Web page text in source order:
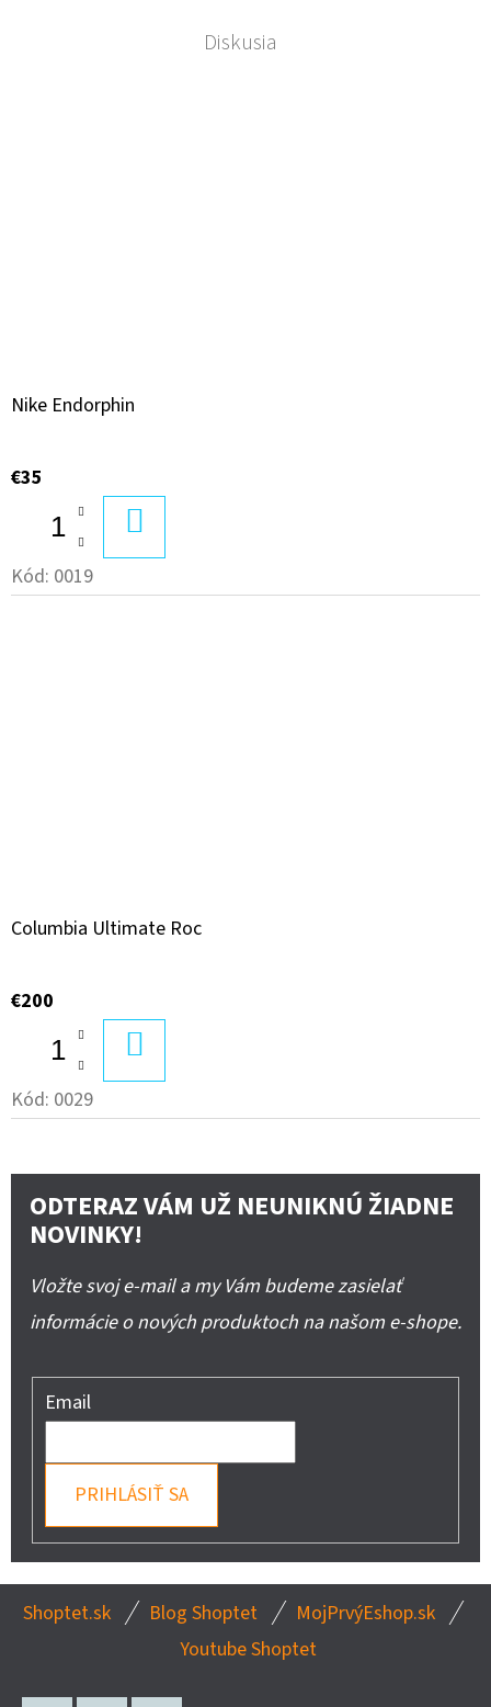
Diskusia
Nike Endorphin
€35
KOŠÍKA
Kód: 0019
Columbia Ultimate Roc
€200
KOŠÍKA
Kód: 0029
ODTERAZ VÁM UŽ NEUNIKNÚ ŽIADNE
NOVINKY!
Vložte svoj e-mail a my Vám budeme zasielať
informácie o nových produktoch na našom e-shope.
Email
PRIHLÁSIŤ SA
Shoptet.sk Blog Shoptet
MojPrvýEshop.sk
Youtube Shoptet